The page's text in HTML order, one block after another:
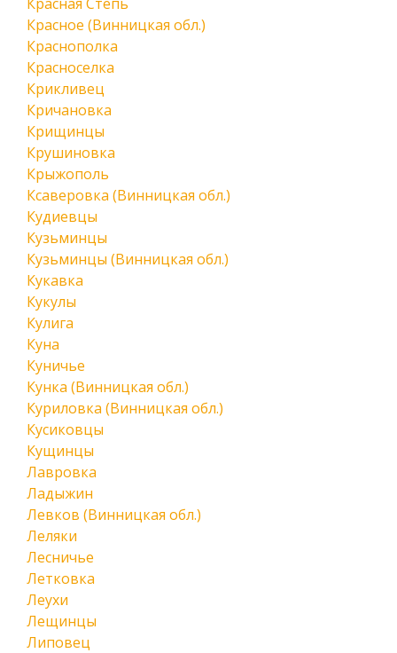
Красное (Винницкая обл.)
Краснополка
Красноселка
Крикливец
Кричановка
Крищинцы
Крушиновка
Крыжополь
Ксаверовка (Винницкая обл.)
Кудиевцы
Кузьминцы
Кузьминцы (Винницкая обл.)
Кукавка
Кукулы
Кулига
Куна
Куничье
Кунка (Винницкая обл.)
Куриловка (Винницкая обл.)
Кусиковцы
Кущинцы
Лавровка
Ладыжин
Левков (Винницкая обл.)
Леляки
Лесничье
Летковка
Леухи
Лещинцы
Липовец